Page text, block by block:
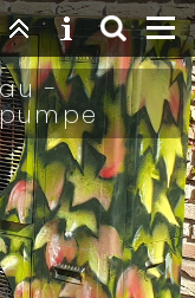
-